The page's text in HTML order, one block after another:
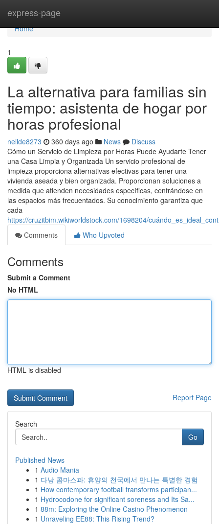
express-page
Home
Home
1
La alternativa para familias sin
tiempo: asistenta de hogar por
horas profesional
neilde8273 360 days ago News
Discuss
Cómo un Servicio de Limpieza por Horas Puede Ayudarte Tener
una Casa Limpia y Organizada Un servicio profesional de
limpieza proporciona alternativas efectivas para tener una
vivienda aseada y bien organizada. Proporcionan soluciones a
medida que atienden necesidades específicas, centrándose en
las espacios más frecuentados. Su conocimiento garantiza que
cada
https://cruzitbim.wikiworldstock.com/1698204/
Comments
Who Upvoted
Comments
Submit a Comment
No HTML
HTML is disabled
Report Page
Search
Go
Published News
1 Audio Mania
1 다낭 콤마스파: 휴양의 천국에서 만나는 특별한 경험
1 How contemporary football transforms participan...
1 Hydrocodone for significant soreness and Its Sa...
1 88m: Exploring the Online Casino Phenomenon
1 Unraveling EE88: This Rising Trend?